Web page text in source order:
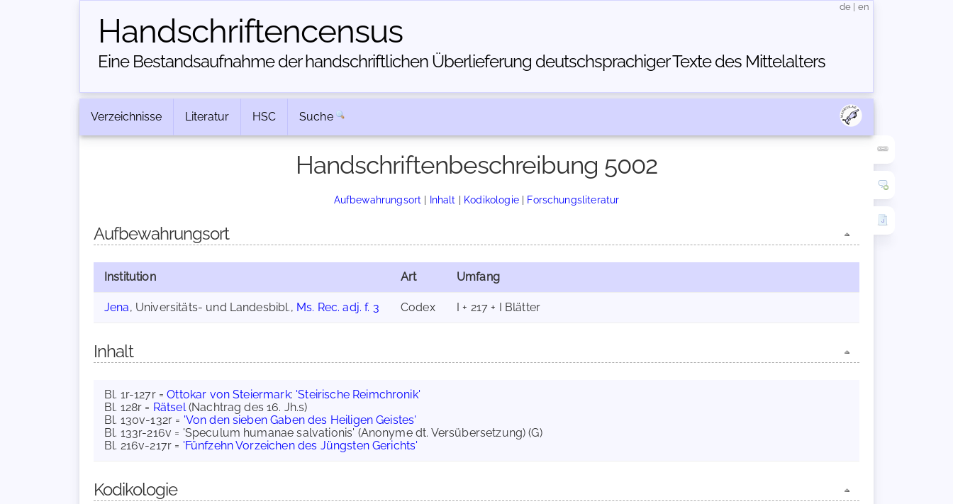
Handschriften­census
Eine Bestandsaufnahme der handschriftlichen Über­lieferung deutschsprachiger Texte des Mittelalters
de en
Verzeichnisse Literatur HSC Suche
Handschriftenbeschreibung 5002
Aufbewahrungsort | Inhalt | Kodikologie| Forschungsliteratur
Aufbewahrungsort
Institution Art Umfang
Jena, Universitäts- und Landesbibl., Ms. Rec. adj. f. 3 Codex I + 217 + I Blätter
Inhalt
Bl. 1r-127r =Ottokar von Steiermark: 'Steirische Reimchronik'
Bl. 128r = Rätsel(Nachtrag des 16. Jh.s)
Bl. 130v-132r = 'Von den sieben Gaben des Heiligen Geistes'
Bl. 133r-216v = 'Speculum humanae salvationis' (Anonyme dt. Versübersetzung) (G)
Bl. 216v-217r = 'Fünfzehn Vorzeichen des Jüngsten Gerichts'
Kodikologie